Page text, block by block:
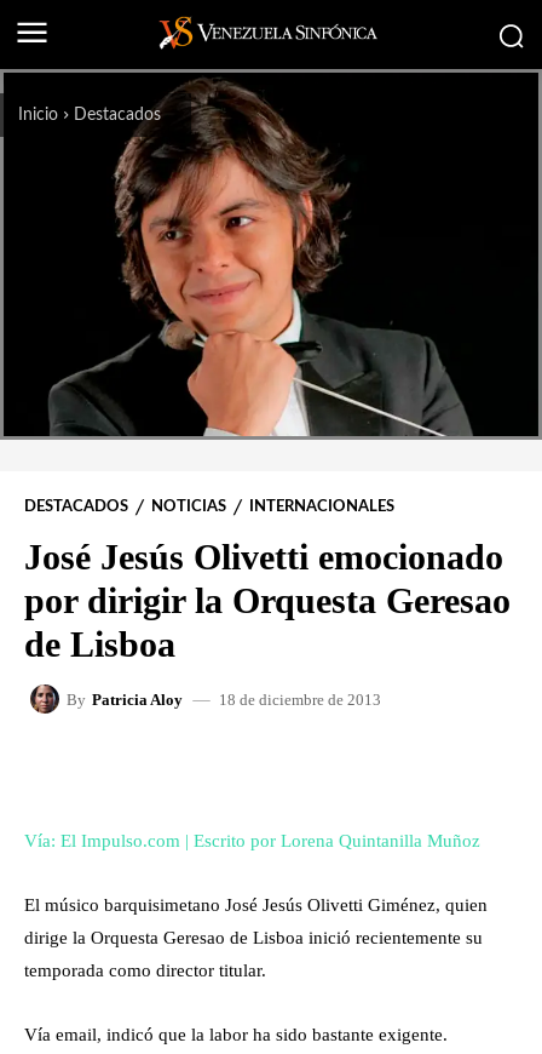
Inicio Destacados
DESTACADOS NOTICIAS INTERNACIONALES
José Jesús Olivetti emocionado
por dirigir la Orquesta Geresao
de Lisboa
By Patricia Aloy 18 de diciembre de 2013
Vía: El Impulso.com | Escrito por Lorena Quintanilla Muñoz
El músico barquisimetano José Jesús Olivetti Giménez, quien
dirige la Orquesta Geresao de Lisboa inició recientemente su
temporada como director titular.
Vía email, indicó que la labor ha sido bastante exigente.